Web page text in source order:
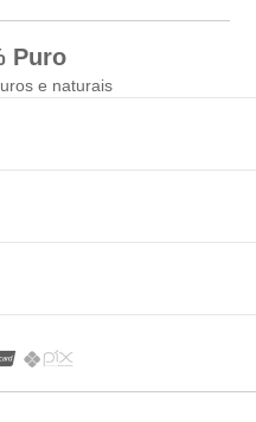
Puro
e naturais